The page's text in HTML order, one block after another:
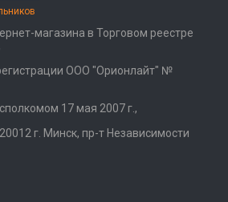
магазина в Торговом реестре
ООО "Орионлайт" №
17 мая 2007 г.,
г. Минск, пр-т Независимости